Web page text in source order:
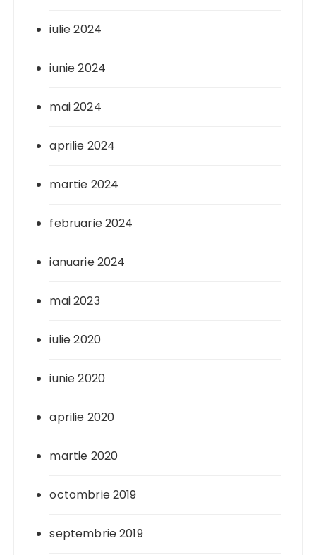
iulie 2024
iunie 2024
mai 2024
aprilie 2024
martie 2024
februarie 2024
ianuarie 2024
mai 2023
iulie 2020
iunie 2020
aprilie 2020
martie 2020
octombrie 2019
septembrie 2019